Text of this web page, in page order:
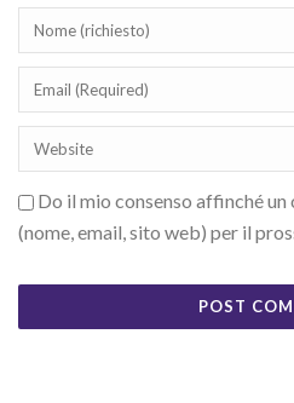
Do il mio consenso affinché
(nome, email, sito web) per il